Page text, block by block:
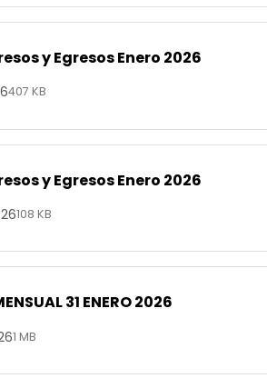
y Egresos Enero 2026
407 KB
y Egresos Enero 2026
108 KB
31 ENERO 2026
1 MB